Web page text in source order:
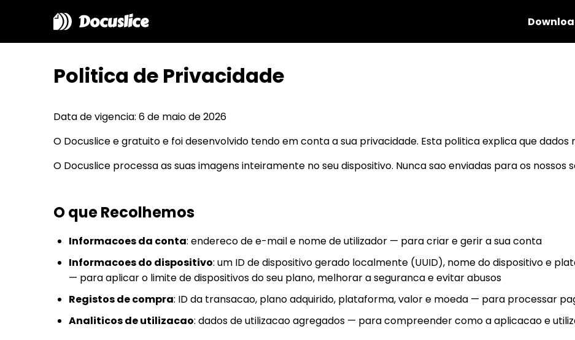
Docuslice
Politica de Privacidade
Data de vigencia: 6 de maio de 2026
O Docuslice e gratuito e foi desenvolvido tendo em conta a sua privacidade. Esta politica explica que dados
O Docuslice processa as suas imagens inteiramente no seu dispositivo. Nunca sao enviadas para os nossos
O que Recolhemos
Informacoes da conta: endereco de e-mail e nome de utilizador — para criar e gerir a sua conta
Informacoes do dispositivo: um ID de dispositivo gerado localmente (UUID), nome do dispositivo e
— para aplicar o limite de dispositivos do seu plano, melhorar a seguranca e evitar abusos
Registos de compra: ID da transacao, plano adquirido, plataforma, valor e moeda — para processar
Analiticos de utilizacao: dados de utilizacao agregados — para compreender como a aplicacao e